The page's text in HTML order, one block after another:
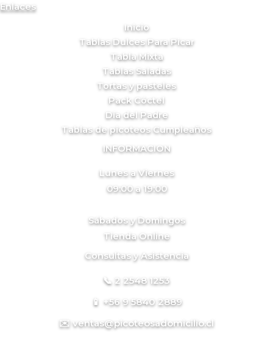
Enlaces
Inicio
Tablas Dulces Para Picar
Tabla Mixta
Tablas Saladas
Tortas y pasteles
Pack Cóctel
Día del Padre
Tablas de picoteos Cumpleaños
INFORMACION
Lunes a Viernes
09:00 a 19:00
Sábados y Domingos
Tienda Online
Consultas y Asistencia
📞 2 2548 1253
📱 +56 9 5840 2889
✉️ ventas@picoteosadomicilio.cl